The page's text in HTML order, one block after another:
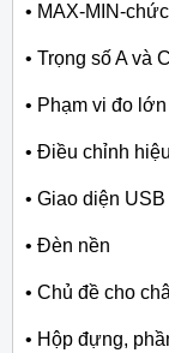
• MAX-MIN-
• Trọng số A và C
• Phạm vi đo
• Điều chỉnh
• Giao diện
• Đèn nền
• Chủ đề cho
• Hộp đựng,